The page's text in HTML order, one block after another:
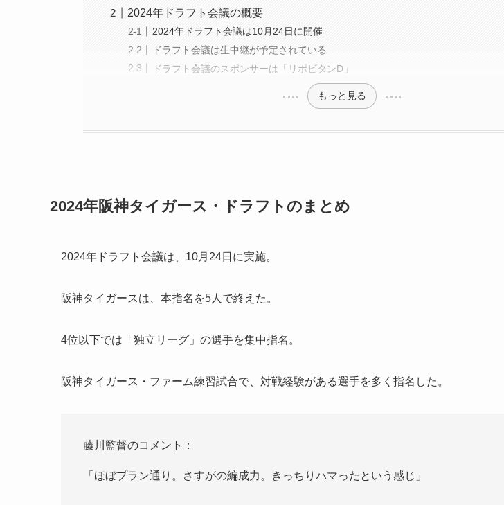
2024年ドラフト会議の概要
2024年ドラフト会議は10月24日に開催
ドラフト会議は生中継が予定されている
ドラフト会議のスポンサーは「リポビタンD」
もっと見る
2024年阪神タイガース・ドラフトのまとめ
2024年ドラフト会議は、10月24日に実施。
阪神タイガースは、本指名を5人で終えた。
4位以下では「独立リーグ」の選手を集中指名。
阪神タイガース・ファーム練習試合で、対戦経験がある選手を多く指名した。
藤川監督のコメント：
「ほぼプラン通り。さすがの編成力。きっちりハマったという感じ」